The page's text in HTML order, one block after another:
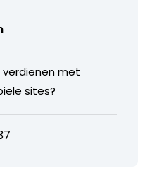
verdienen met
sites?